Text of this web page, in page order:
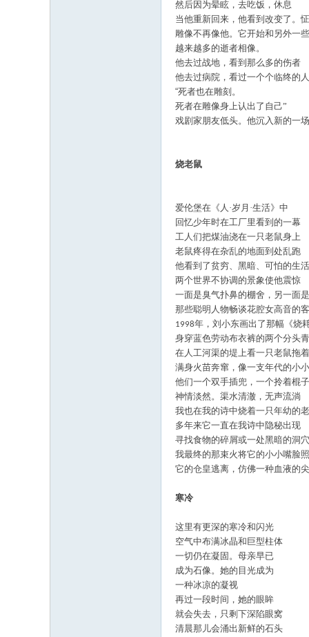
然后因为晕眩，去吃饭，休息
当他重新回来，他看到改变了。
雕像不再像他。它开始和另外一
越来越多的逝者相像。
他去过战地，看到那么多的伤者
他去过病院，看过一个个临终的人
“死者也在雕刻。
死者在雕像身上认出了自己”
戏剧家朋友低头。他沉入新的一
烧老鼠
爱伦堡在《人 ·岁月·生活》中
回忆少年时在工厂里看到的一幕
工人们把煤油浇在一只老鼠身上
老鼠疼得在杂乱的地面到处乱跑
他看到了贫穷、黑暗、可怕的生活
两个世界不协调的景象使他震惊
一面是臭气扑鼻的棚舍，另一面是
那些聪明人物畅谈花腔女高音的
1998年，刘小东画出了那幅《烧耗
身穿蓝色劳动布衣裤的两个分头
在人工河渠的堤上看一只老鼠拖着
满身火苗奔窜，像一支年代的小
他们一个双手插兜，一个拎着棍子
神情淡然。渠水清澈，无声流淌
我也在我的诗中烧着一只年幼的
多年来它一直在我诗中隐秘出现
寻找食物的碎屑或一处黑暗的洞穴
我最终的那束火将它的小小嘴脸
它的仓皇逃离，仿佛一种血液的
寒冷
这里有更深的寒冷和闪光
空气中布满冰晶和巨型柱体
一切仍在凝固。母亲早已
成为石像。她的目光成为
一种冰凉的凝视
再过一段时间，她的眼眸
就会失去，只剩下深陷眼窝
清晨那儿会涌出新鲜的石头